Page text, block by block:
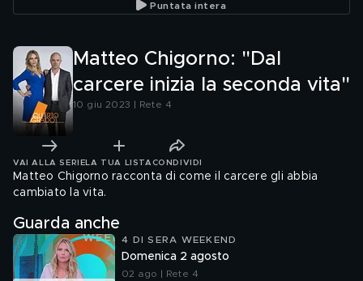
Puntata intera
Matteo Chigorno: "Dal
carcere inizia la seconda vita"
10 giu 2023 | Rete 4
VAI ALLA SERIE LA TUA LISTA CONDIVIDI
Matteo Chigorno racconta di come il carcere gli abbia
cambiato la vita.
Guarda anche
4 DI SERA WEEKEND
Domenica 2 agosto
02 ago | Rete 4